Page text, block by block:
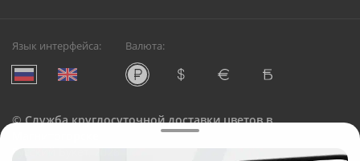
Язык интерфейса: Валюта:
©Служба круглосуточной доставки цветов в
Русский Букет, 2026